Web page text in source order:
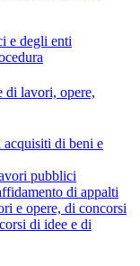
e degli enti
di lavori, opere,
acquisiti di beni e
pubblici
di appalti
e opere, di concorsi
di idee e di